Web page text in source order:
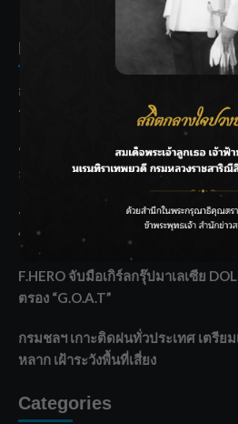
Recent Posts
กรมชลฯ รับฟังประชาชน ติดตามแก้ปั
ระบายน้ำศรีสองรักฯ
‘แมน การิน’ แชร์ความเชื่อชวนคิด! “อ
ลาโลกนี้ ให้ใส่บาตรสิ่งนั้นไว้ตอนยังมี
ราชเลขานุการในพระองค์ฯ ติดตามโค
ทรายใต้ เสริมความมั่นคงน้ำเพชรบุรี
F.HERO จับมือเกิร์ลกรุ๊ปมาเลเซีย
ตรอง “G.O.A.T”
กรมชลฯ เกาะติดฝนทั่วประเทศ เตรีย
หลาก เฝ้าระวังพื้นที่เสี่ยง
Categories